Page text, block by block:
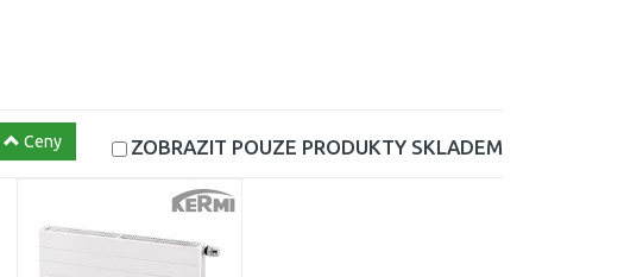
Ceny ZOBRAZIT POUZE PRODUKTY SKLADEM